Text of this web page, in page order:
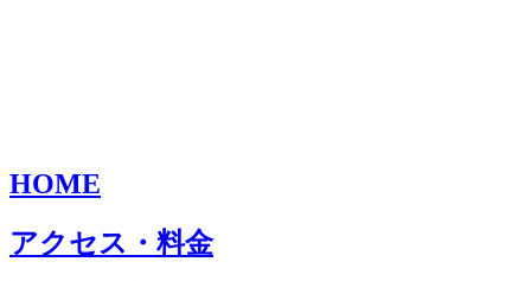
HOME
アクセス・料金